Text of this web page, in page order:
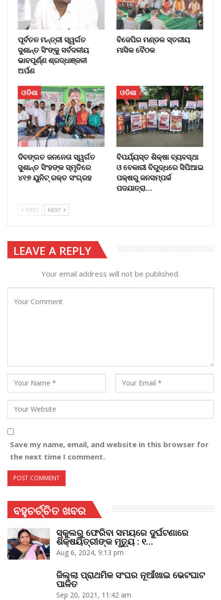
ପୂର୍ବତନ ମନ୍ତ୍ରୀ ସ୍ୱର୍ଗତ
ସୁଶାନ୍ତ ସିଂଙ୍କୁ ସର୍ବଦଳୀୟ
ଭାବପୂର୍ଣ୍ଣ ଶ୍ରଦ୍ଧାଞ୍ଜଳୀ
ଅର୍ପଣ
ବିଜେପିର ମଣ୍ଡଳ ସ୍ତରୀୟ
ମାସିକ ବୈଠକ
ଓଡିଶା
ଦିବଙ୍ଗତ ଜନନେତା ସ୍ୱର୍ଗତ
ସୁଶାନ୍ତ ସିଂହଙ୍କ ସ୍ମୃତିରେ
୪୧୭ ୟୁନିଟ୍ ରକ୍ତ ସଂଗ୍ରହ
ଓଡିଶା
ବିପର୍ଯ୍ୟସ୍ତ ଶିକ୍ଷା ବ୍ୟବସ୍ଥା
ଓ ବେକାରୀ ବିରୁଦ୍ଧରେ ସିପିଆଇ
ପକ୍ଷରୁ ଜନସମ୍ପର୍କ
ପଦଯାତ୍ରା…
PREV NEXT
LEAVE A REPLY
Your email address will not be published.
Save my name, email, and website in this browser for
the next time I comment.
ବହୁଚର୍ଚ୍ଚିତ ଖବର
ସ୍କୁଲରୁ ଫେରିବା ସମୟରେ ଦୁର୍ଘଟଣାରେ
ଶିକ୍ଷୟିତ୍ରୀଙ୍କ ମୃତ୍ୟୁ : ୧…
Aug 6, 2024, 9:13 pm
ଜିଲ୍ଲା ପ୍ରାଥମିକ ସଂଘର ନୂଆଁଖାଇ ଭେଟଘାଟ
ପାଳିତ
Sep 20, 2021, 11:42 am